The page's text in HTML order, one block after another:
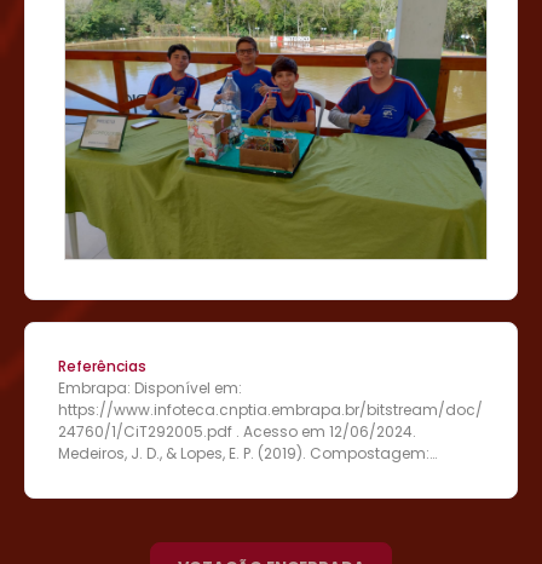
Referências
Embrapa: Disponível em:
https://www.infoteca.cnptia.embrapa.br/bitstream/doc/
24760/1/CiT292005.pdf . Acesso em 12/06/2024.
Medeiros, J. D., & Lopes, E. P. (2019). Compostagem:
orgânicos. Editora UFV. Oliveira, M. G., & Carvalho, J. L. N.
Editora Embrapa.